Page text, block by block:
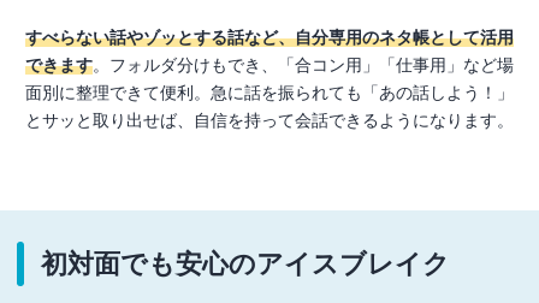
すべらない話やゾッとする話など、自分専用のネタ帳として活用
できます。フォルダ分けもでき、「合コン用」「仕事用」など場
面別に整理できて便利。急に話を振られても「あの話しよう！」
とサッと取り出せば、自信を持って会話できるようになります。
初対面でも安心のアイスブレイク